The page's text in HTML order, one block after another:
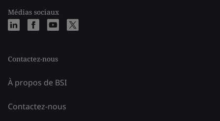
Médias sociaux
Contactez-nous
À propos de BSI
Contactez-nous